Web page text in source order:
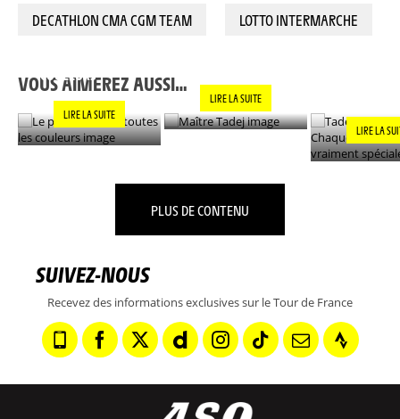
DECATHLON CMA CGM TEAM LOTTO INTERMARCHE
VOUS AIMEREZ AUSSI…
COULEURS
LIRE LA SUITE
LIRE LA SUITE
LIRE LA
PLUS DE CONTENU
SUIVEZ-NOUS
Recevez des informations exclusives sur le Tour de France